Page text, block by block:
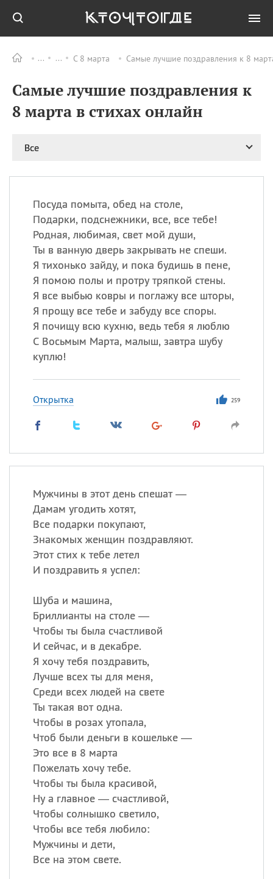
С 8 марта Самые лучшие поздравления к 8
Самые лучшие поздравления к
8 марта в стихах онлайн
Все
Посуда помыта, обед на столе,
Подарки, подснежники, все, все тебе!
Родная, любимая, свет мой души,
Ты в ванную дверь закрывать не спеши.
Я тихонько зайду, и пока будишь в пене,
Я помою полы и протру тряпкой стены.
Я все выбью ковры и поглажу все шторы,
Я прощу все тебе и забуду все споры.
Я почищу всю кухню, ведь тебя я люблю
С Восьмым Марта, малыш, завтра шубу
куплю!
Открытка 259
Мужчины в этот день спешат —
Дамам угодить хотят,
Все подарки покупают,
Знакомых женщин поздравляют.
Этот стих к тебе летел
И поздравить я успел:
Шуба и машина,
Бриллианты на столе —
Чтобы ты была счастливой
И сейчас, и в декабре.
Я хочу тебя поздравить,
Лучше всех ты для меня,
Среди всех людей на свете
Ты такая вот одна.
Чтобы в розах утопала,
Чтоб были деньги в кошельке —
Это все в 8 марта
Пожелать хочу тебе.
Чтобы ты была красивой,
Ну а главное — счастливой,
Чтобы солнышко светило,
Чтобы все тебя любило:
Мужчины и дети,
Все на этом свете.
ПРАЗДНИКИ Все
08.08 День «Счастье
случается» (Happiness
Happens Day)
великомученика
покровителя всех
врачей и целителя
больных
09.08 День книголюбов (Book
Lovers Day)
ИМЕНА
Все
Сегодня празднуют именины
Посмотреть значение